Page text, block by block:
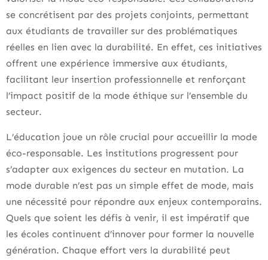
se concrétisent par des projets conjoints, permettant
aux étudiants de travailler sur des problématiques
réelles en lien avec la durabilité. En effet, ces initiatives
offrent une expérience immersive aux étudiants,
facilitant leur insertion professionnelle et renforçant
l’impact positif de la mode éthique sur l’ensemble du
secteur.
L’éducation joue un rôle crucial pour accueillir la mode
éco-responsable. Les institutions progressent pour
s’adapter aux exigences du secteur en mutation. La
mode durable n’est pas un simple effet de mode, mais
une nécessité pour répondre aux enjeux contemporains.
Quels que soient les défis à venir, il est impératif que
les écoles continuent d’innover pour former la nouvelle
génération. Chaque effort vers la durabilité peut